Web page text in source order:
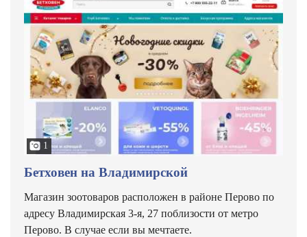
1
Бетховен на Владимирской
Магазин зоотоваров расположен в районе Перово по
адресу Владимирская 3-я, 27 поблизости от метро
Перово. В случае если вы мечтаете.